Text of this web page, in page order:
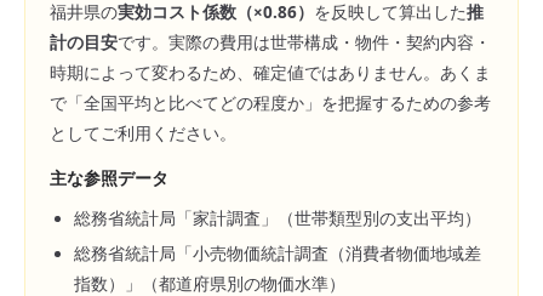
福井県の実効コスト係数（×0.86） を反映して算出した推
計の目安です。実際の費用は世帯構成・物件・契約内容・
時期によって変わるため、確定値ではありません。あくま
で「全国平均と比べてどの程度か」を把握するための参考
としてご利用ください。
主な参照データ
総務省統計局「家計調査」（世帯類型別の支出平均）
総務省統計局「小売物価統計調査（消費者物価地域差
指数）」（都道府県別の物価水準）